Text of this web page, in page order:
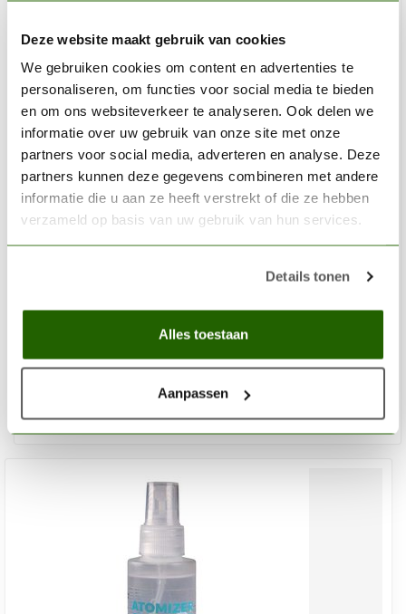
Deze website maakt gebruik van cookies
We gebruiken cookies om content en advertenties te
personaliseren, om functies voor social media te bieden
en om ons websiteverkeer te analyseren. Ook delen we
informatie over uw gebruik van onze site met onze
partners voor social media, adverteren en analyse. Deze
partners kunnen deze gegevens combineren met andere
informatie die u aan ze heeft verstrekt of die ze hebben
verzameld op basis van uw gebruik van hun services.
Details tonen
Alles toestaan
Aanpassen
Wash For Dark Yellow Vehicles - Weathering Wash - 35ml
Niet op voorraad